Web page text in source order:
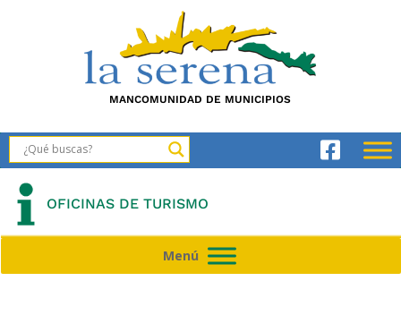
MANCOMUNIDAD DE MUNICIPIOS
OFICINAS DE TURISMO
Menú